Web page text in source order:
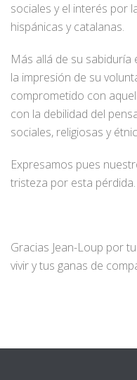
sociales y el interés por
hispánicas y catalanas.
Más allá de su sabiduría
la impresión de su
comprometido con
con la debilidad del
sociales, religiosas y
Expresamos pues
tristeza por esta pérdida.
Gracias Jean-Loup por
vivir y tus ganas de